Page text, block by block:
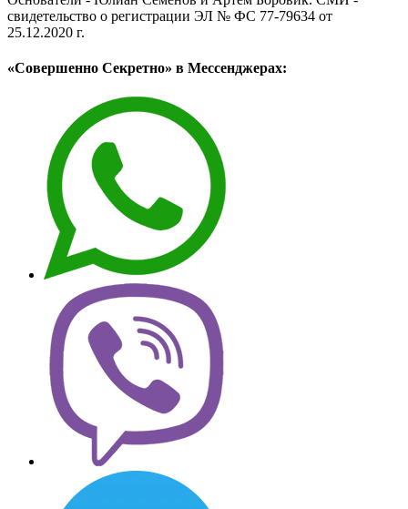
свидетельство о регистрации ЭЛ № ФС 77-79634 от
25.12.2020 г.
«Совершенно Секретно» в Мессенджерах: